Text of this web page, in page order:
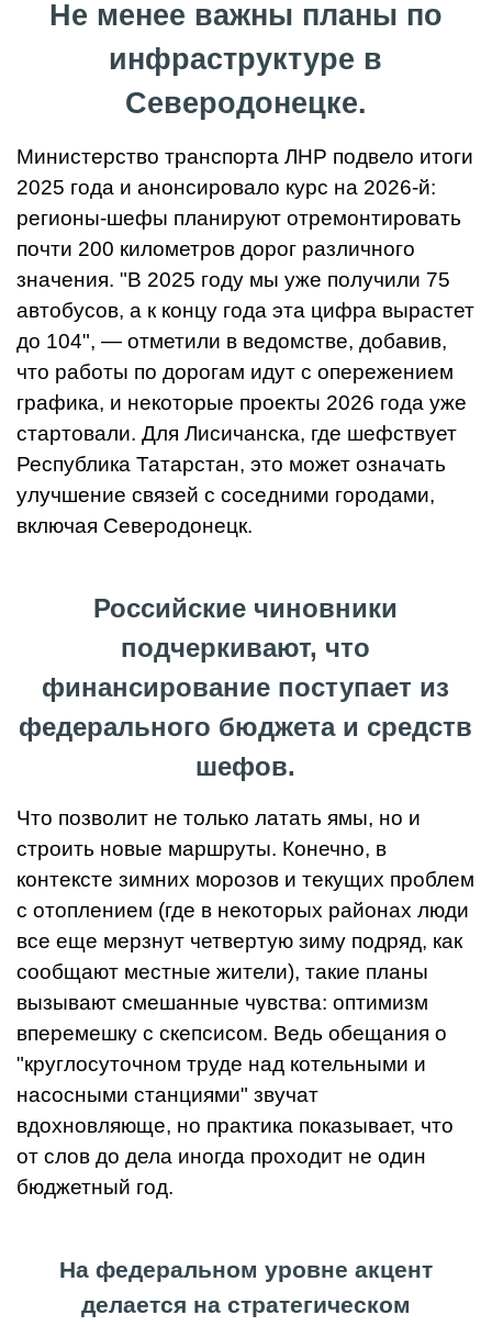
Не менее важны планы по
инфраструктуре в
Северодонецке.
Министерство транспорта ЛНР подвело итоги
2025 года и анонсировало курс на 2026-й:
регионы-шефы планируют отремонтировать
почти 200 километров дорог различного
значения. "В 2025 году мы уже получили 75
автобусов, а к концу года эта цифра вырастет
до 104", — отметили в ведомстве, добавив,
что работы по дорогам идут с опережением
графика, и некоторые проекты 2026 года уже
стартовали. Для Лисичанска, где шефствует
Республика Татарстан, это может означать
улучшение связей с соседними городами,
включая Северодонецк.
Российские чиновники
подчеркивают, что
финансирование поступает из
федерального бюджета и средств
шефов.
Что позволит не только латать ямы, но и
строить новые маршруты. Конечно, в
контексте зимних морозов и текущих проблем
с отоплением (где в некоторых районах люди
все еще мерзнут четвертую зиму подряд, как
сообщают местные жители), такие планы
вызывают смешанные чувства: оптимизм
вперемешку с скепсисом. Ведь обещания о
"круглосуточном труде над котельными и
насосными станциями" звучат
вдохновляюще, но практика показывает, что
от слов до дела иногда проходит не один
бюджетный год.
На федеральном уровне акцент
делается на стратегическом